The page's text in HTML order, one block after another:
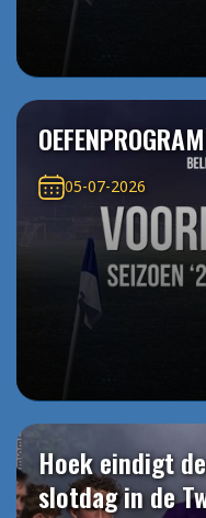
05-07-2026
Hoek eindigt
slotdag in de